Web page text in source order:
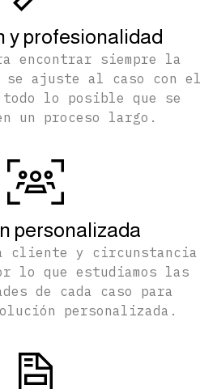
y profesionalidad
encontrar siempre la
se ajuste al caso con el
lo posible que se
un proceso largo.
personalizada
cliente y circunstancia
lo que estudiamos las
de cada caso para
personalizada.